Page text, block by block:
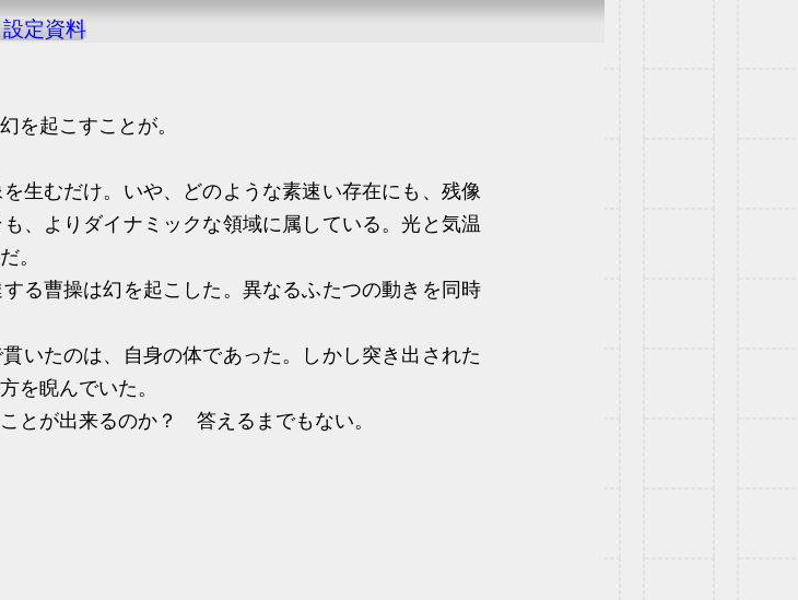
設定資料
を起こすことが。
生むだけ。いや、どのような素速い存在にも、残像
、よりダイナミックな領域に属している。光と気温
。
る曹操は幻を起こした。異なるふたつの動きを同時
たのは、自身の体であった。しかし突き出された
を睨んでいた。
とが出来るのか？ 答えるまでもない。